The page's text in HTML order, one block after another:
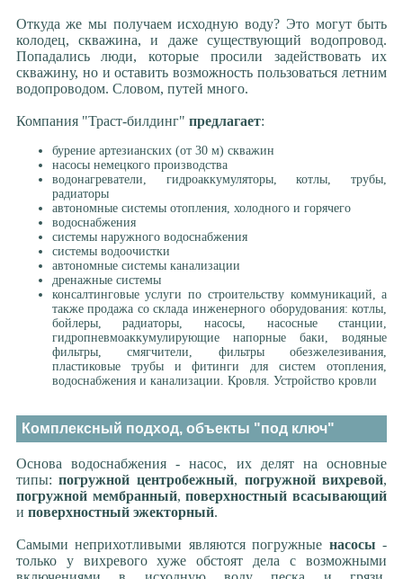
Откуда же мы получаем исходную воду? Это могут быть
колодец, скважина, и даже существующий водопровод.
Попадались люди, которые просили задействовать их
скважину, но и оставить возможность пользоваться летним
водопроводом. Словом, путей много.
Компания "Траст-билдинг" предлагает:
бурение артезианских (от 30 м) скважин
насосы немецкого производства
водонагреватели, гидроаккумуляторы, котлы, трубы,
радиаторы
автономные системы отопления, холодного и горячего
водоснабжения
системы наружного водоснабжения
системы водоочистки
автономные системы канализации
дренажные системы
консалтинговые услуги по строительству коммуникаций, а
также продажа со склада инженерного оборудования: котлы,
бойлеры, радиаторы, насосы, насосные станции,
гидропневмоаккумулирующие напорные баки, водяные
фильтры, смягчители, фильтры обезжелезивания,
пластиковые трубы и фитинги для систем отопления,
водоснабжения и канализации. Кровля. Устройство кровли
Комплексный подход, объекты "под ключ"
Основа водоснабжения - насос, их делят на основные
типы:погружной центробежный, погружной вихревой,
погружной мембранный,поверхностный всасывающий
и поверхностный эжекторный.
Самыми неприхотливыми являются погружные насосы -
только у вихревого хуже обстоят дела с возможными